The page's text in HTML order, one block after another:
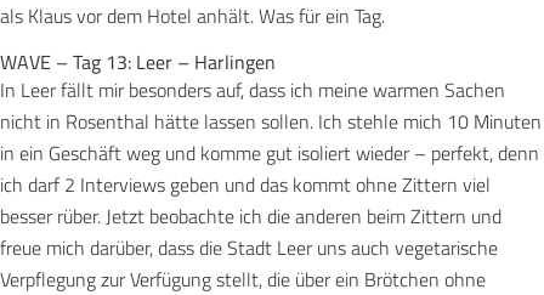
als Klaus vor dem Hotel anhält. Was für ein Tag.
WAVE – Tag 13: Leer – Harlingen
In Leer fällt mir besonders auf, dass ich meine warmen Sachen
nicht in Rosenthal hätte lassen sollen. Ich stehle mich 10 Minuten
in ein Geschäft weg und komme gut isoliert wieder – perfekt, denn
ich darf 2 Interviews geben und das kommt ohne Zittern viel
besser rüber. Jetzt beobachte ich die anderen beim Zittern und
freue mich darüber, dass die Stadt Leer uns auch vegetarische
Verpflegung zur Verfügung stellt, die über ein Brötchen ohne